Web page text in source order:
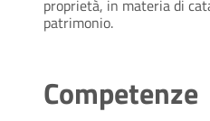
proprietà, in materia di
patrimonio.
Competenze